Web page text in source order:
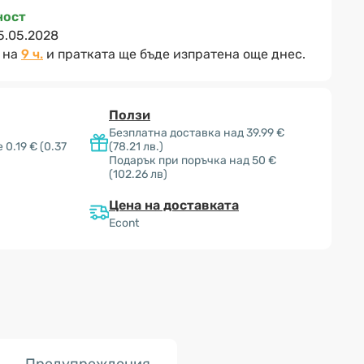
9 ч. и пратката ще бъде изпратена още днес.
0.19 €(0.37
Ползи
Безплатна доставка над 39.99 €
(78.21 лв.)
Подарък при поръчка над 50 €
(102.26 лв)
Цена на доставката
Econt